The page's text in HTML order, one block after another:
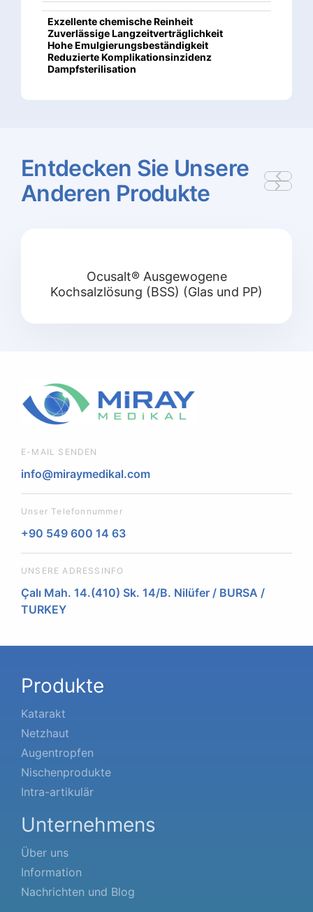
Exzellente chemische Reinheit
Zuverlässige Langzeitverträglichkeit
Hohe Emulgierungsbeständigkeit
Reduzierte Komplikationsinzidenz
Dampfsterilisation
Entdecken Sie Unsere
Anderen Produkte
Ocusalt® Ausgewogene
Kochsalzlösung (BSS) (Glas und PP)
E-MAIL SENDEN
info@miraymedikal.com
Unser Telefonnummer
+90 549 600 14 63
UNSERE ADRESSINFO
Çalı Mah. 14.(410) Sk. 14/B. Nilüfer / BURSA /
TURKEY
Produkte
Katarakt
Netzhaut
Augentropfen
Nischenprodukte
Intra-artikulär
Unternehmens
Über uns
Information
Nachrichten und Blog